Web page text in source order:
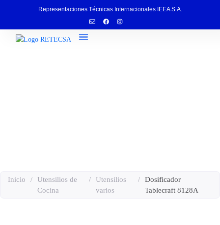
Representaciones Técnicas Internacionales IEEA S.A.
Inicio /
Utensilios de
Cocina
/
Utensilios
varios
/
Dosificador
Tablecraft 8128A